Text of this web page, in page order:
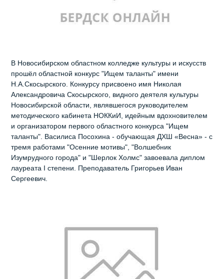
В Новосибирском областном колледже культуры и искусств
прошёл областной конкурс "Ищем таланты" имени
Н.А.Скосырского. Конкурсу присвоено имя Николая
Александровича Скосырского, видного деятеля культуры
Новосибирской области, являвшегося руководителем
методического кабинета НОККиИ, идейным вдохновителем
и организатором первого областного конкурса "Ищем
таланты". Василиса Посохина - обучающая ДХШ «Весна» - с
тремя работами "Осенние мотивы", "Волшебник
Изумрудного города" и "Шерлок Холмс" завоевала диплом
лауреата I степени. Преподаватель Григорьев Иван
Сергеевич.